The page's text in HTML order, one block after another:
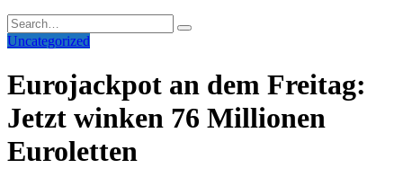
Uncategorized
Eurojackpot an dem Freitag:
Jetzt winken 76 Millionen
Euroletten